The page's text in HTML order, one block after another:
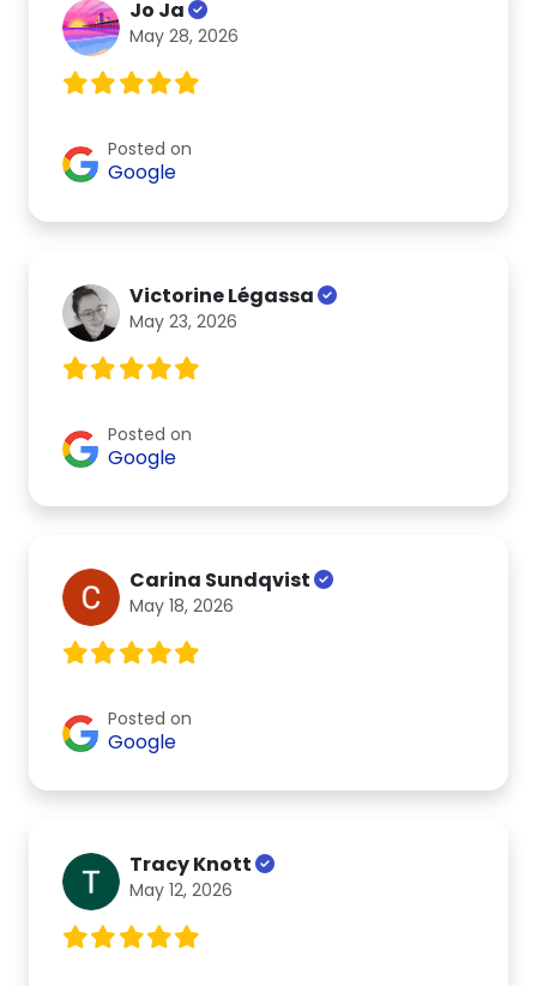
Jo Ja
May 28, 2026
Posted on
Google
Victorine Légassa
May 23, 2026
Posted on
Google
Carina Sundqvist
May 18, 2026
Posted on
Google
Tracy Knott
May 12, 2026